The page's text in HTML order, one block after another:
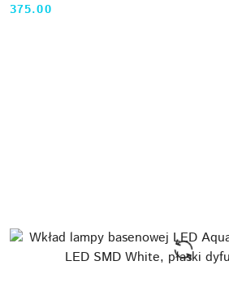
Cena:
375.00